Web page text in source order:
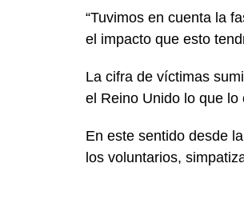
“Tuvimos en cuenta la
el impacto que esto
La cifra de víctimas
el Reino Unido lo que
En este sentido desde
los voluntarios,